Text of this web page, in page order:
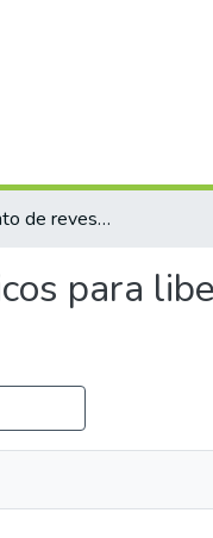
Desenvolvimento de revestimentos poliméricos para liberação controlada de ureia
para